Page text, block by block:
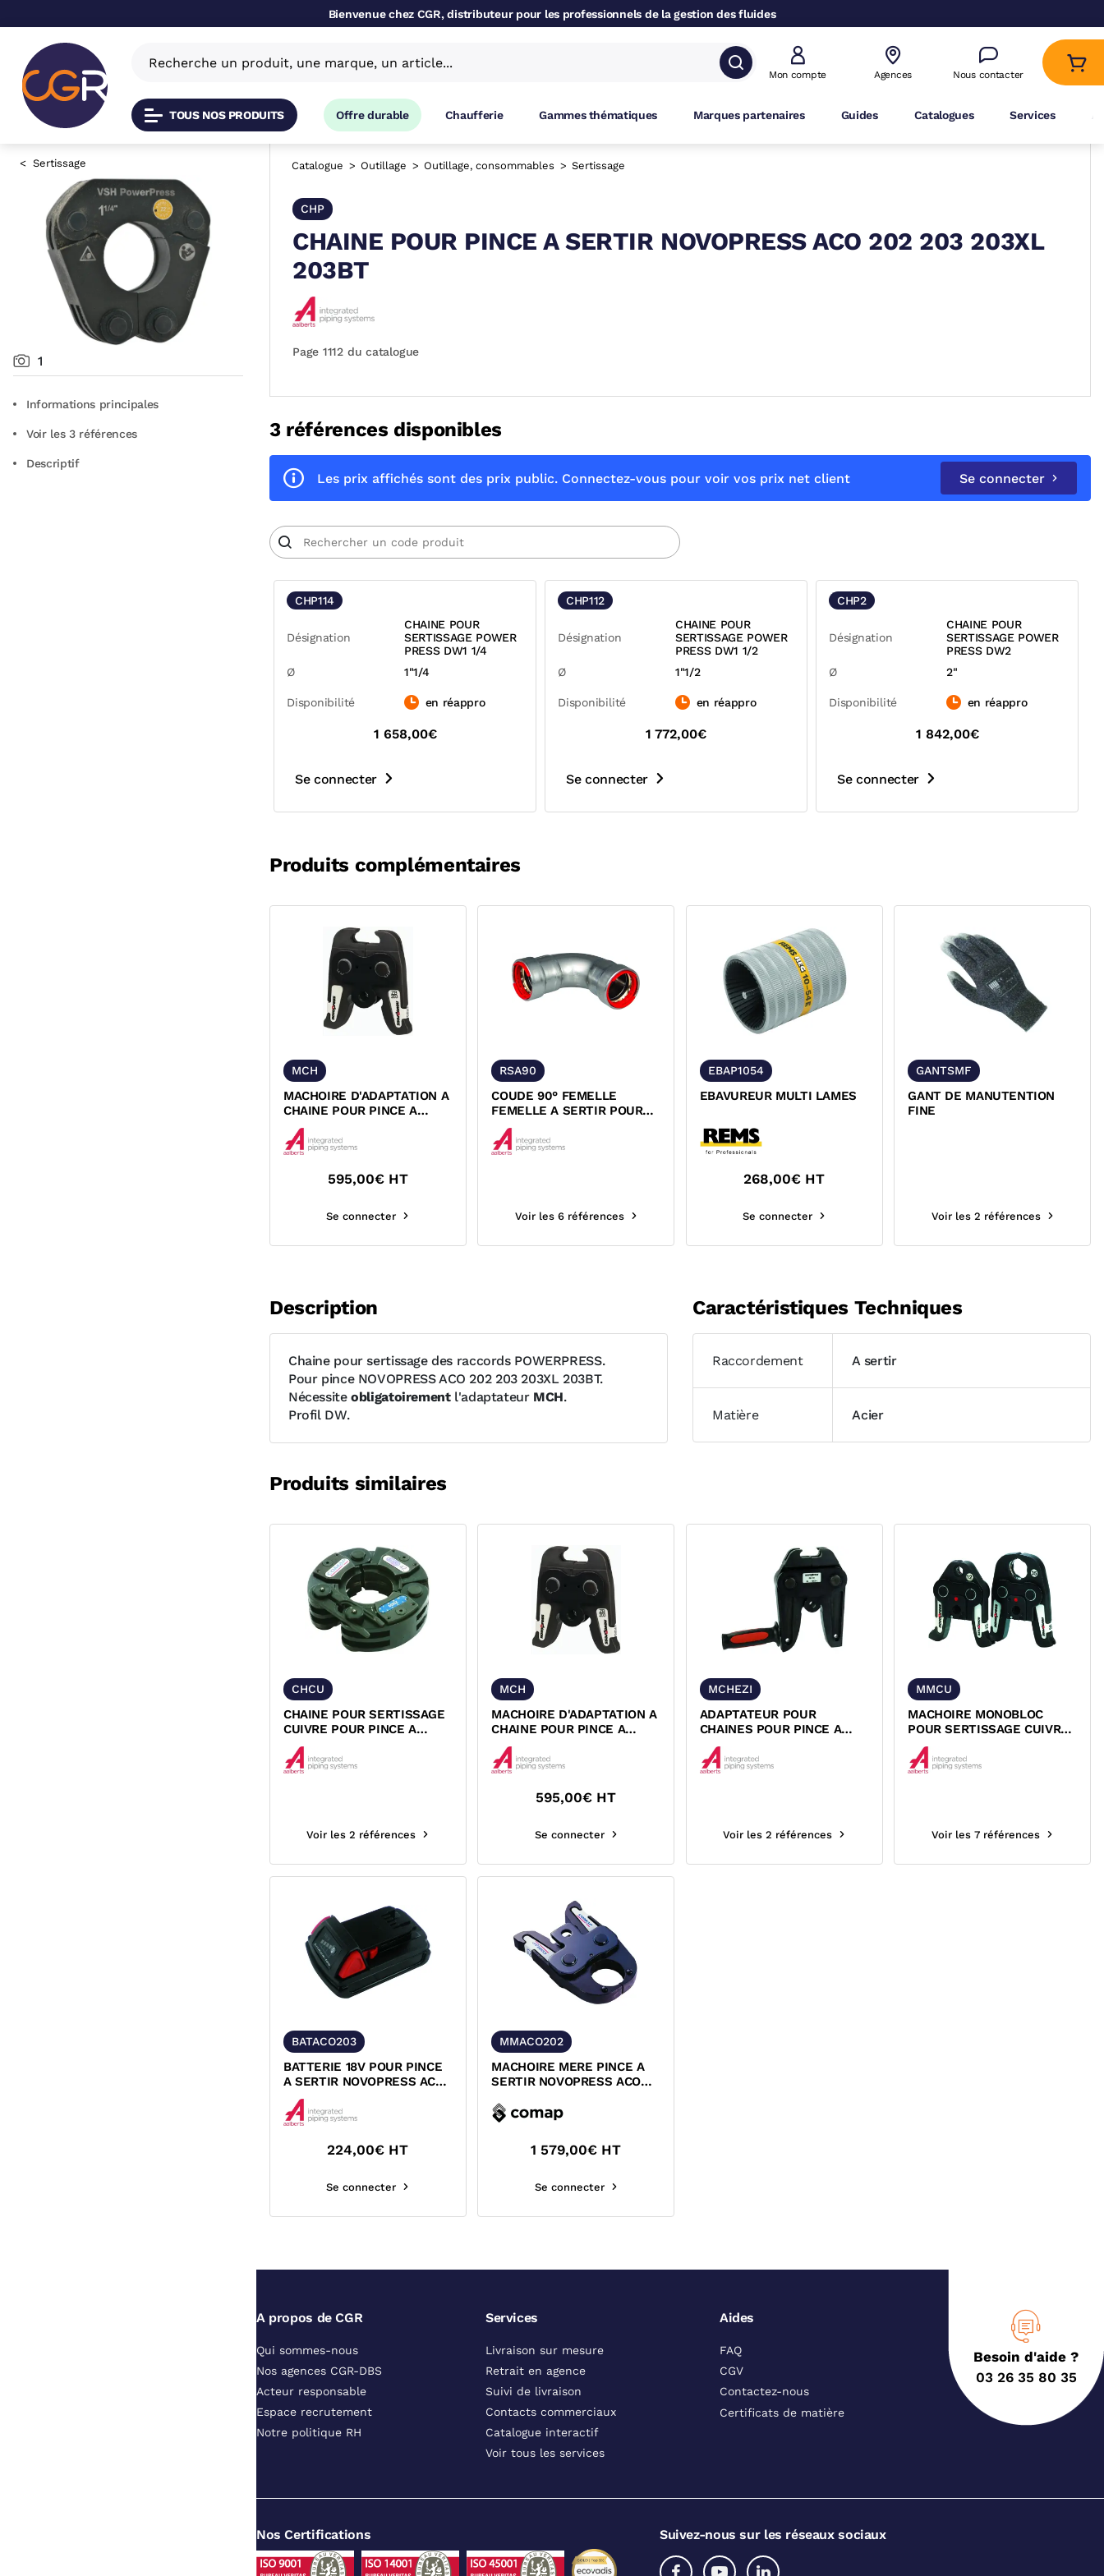
Bienvenue chez CGR, distributeur pour les professionnels de la gestion des fluides
Mon compte Agences Nous contacter
TOUS NOS PRODUITS Offre durable Chaufferie Gammes thématiques Marques partenaires Guides Catalogues Services
Sertissage
1
Informations principales
Voir les 3 références
Descriptif
Catalogue Outillage Outillage, consommables Sertissage
CHP
CHAINE POUR PINCE A SERTIR NOVOPRESS ACO 202 203 203XL
203BT
Page 1112 du catalogue
3 références disponibles
Les prix affichés sont des prix public. Connectez-vous pour voir vos prix net client Se connecter
CHP114
Désignation
CHAINE POUR
SERTISSAGE POWER
PRESS DW1 1/4
Ø
1"1/4
Disponibilité en réappro
1 658,00€
Se connecter
CHP112
Désignation
CHAINE POUR
SERTISSAGE POWER
PRESS DW1 1/2
Ø
1"1/2
Disponibilité en réappro
1 772,00€
Se connecter
CHP2
Désignation
CHAINE POUR
SERTISSAGE POWER
PRESS DW2
Ø
2"
Disponibilité en réappro
1 842,00€
Se connecter
Produits complémentaires
MCH
MACHOIRE D'ADAPTATION A
CHAINE POUR PINCE A
SERTIR NOVOPRESS ACO
202...
595,00€ HT
Se connecter
RSA90
COUDE 90° FEMELLE
FEMELLE A SERTIR POUR
TUBE ACIER A PAROI
EPAISSE...
Voir les 6 références
EBAP1054
EBAVUREUR MULTI LAMES
268,00€ HT
Se connecter
GANTSMF
GANT DE MANUTENTION
FINE
Voir les 2 références
Description
Chaine pour sertissage des raccords POWERPRESS.
Pour pince NOVOPRESS ACO 202 203 203XL 203BT.
Nécessiteobligatoirementl'adaptateur MCH.
Profil DW.
Caractéristiques Techniques
Raccordement A sertir
Matière Acier
Produits similaires
CHCU
CHAINE POUR SERTISSAGE
CUIVRE POUR PINCE A
SERTIR NOVOPRESS ACO
202...
Voir les 2 références
MCH
MACHOIRE D'ADAPTATION A
CHAINE POUR PINCE A
SERTIR NOVOPRESS ACO
202...
595,00€ HT
Se connecter
MCHEZI
ADAPTATEUR POUR
CHAINES POUR PINCE A
SERTIR NOVOPRESS ACO
202 203...
Voir les 2 références
MMCU
MACHOIRE MONOBLOC
POUR SERTISSAGE CUIVRE
POUR PINCE A SERTIR...
Voir les 7 références
BATACO203
BATTERIE 18V POUR PINCE
A SERTIR NOVOPRESS ACO
202 203 203XL 203BT
224,00€ HT
Se connecter
MMACO202
MACHOIRE MERE PINCE A
SERTIR NOVOPRESS ACO
1 579,00€ HT
Se connecter
Besoin d'aide ?
03 26 35 80 35
A propos de CGR
Qui sommes-nous
Nos agences CGR-DBS
Acteur responsable
Espace recrutement
Notre politique RH
Services
Livraison sur mesure
Retrait en agence
Suivi de livraison
Contacts commerciaux
Catalogue interactif
Voir tous les services
Aides
FAQ
CGV
Contactez-nous
Certificats de matière
Nos Certifications Suivez-nous sur les réseaux sociaux